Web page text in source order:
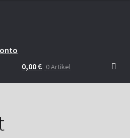
0,00€ 0 Artikel